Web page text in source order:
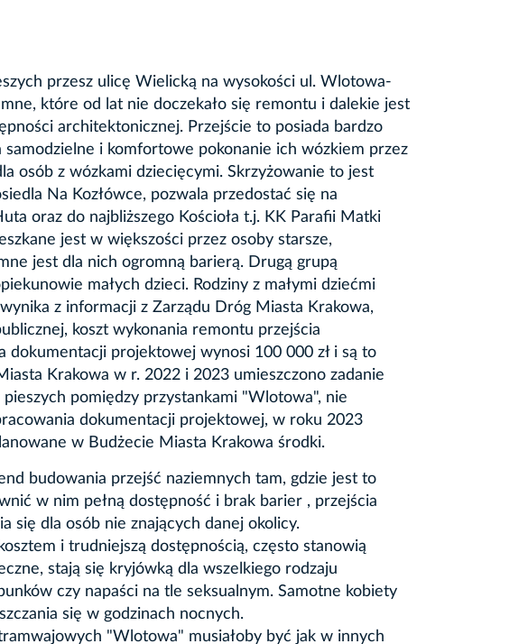
przesz ulicę Wielicką na wysokości ul. Wlotowa-
które od lat nie doczekało się remontu i dalekie jest
architektonicznej. Przejście to posiada bardzo
i komfortowe pokonanie ich wózkiem przez
osób z wózkami dziecięcymi. Skrzyżowanie to jest
Na Kozłówce, pozwala przedostać się na
oraz do najbliższego Kościoła t.j. KK Parafii Matki
jest w większości przez osoby starsze,
jest dla nich ogromną barierą. Drugą grupą
małych dzieci. Rodziny z małymi dziećmi
z informacji z Zarządu Dróg Miasta Krakowa,
koszt wykonania remontu przejścia
dokumentacji projektowej wynosi 100 000 zł i są to
Krakowa w r. 2022 i 2023 umieszczono zadanie
pomiędzy przystankami "Wlotowa", nie
dokumentacji projektowej, w roku 2023
w Budżecie Miasta Krakowa środki.
budowania przejść naziemnych tam, gdzie jest to
w nim pełną dostępność i brak barier , przejścia
się dla osób nie znających danej okolicy.
i trudniejszą dostępnością, często stanowią
stają się kryjówką dla wszelkiego rodzaju
czy napaści na tle seksualnym. Samotne kobiety
się w godzinach nocnych.
"Wlotowa" musiałoby być jak w innych